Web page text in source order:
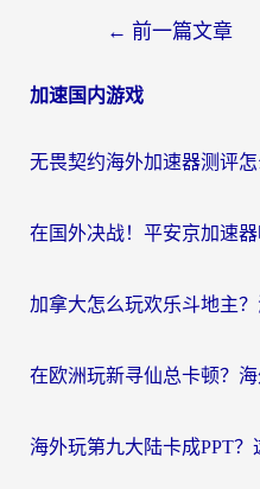
导
← 前一篇文章
加速国内游戏